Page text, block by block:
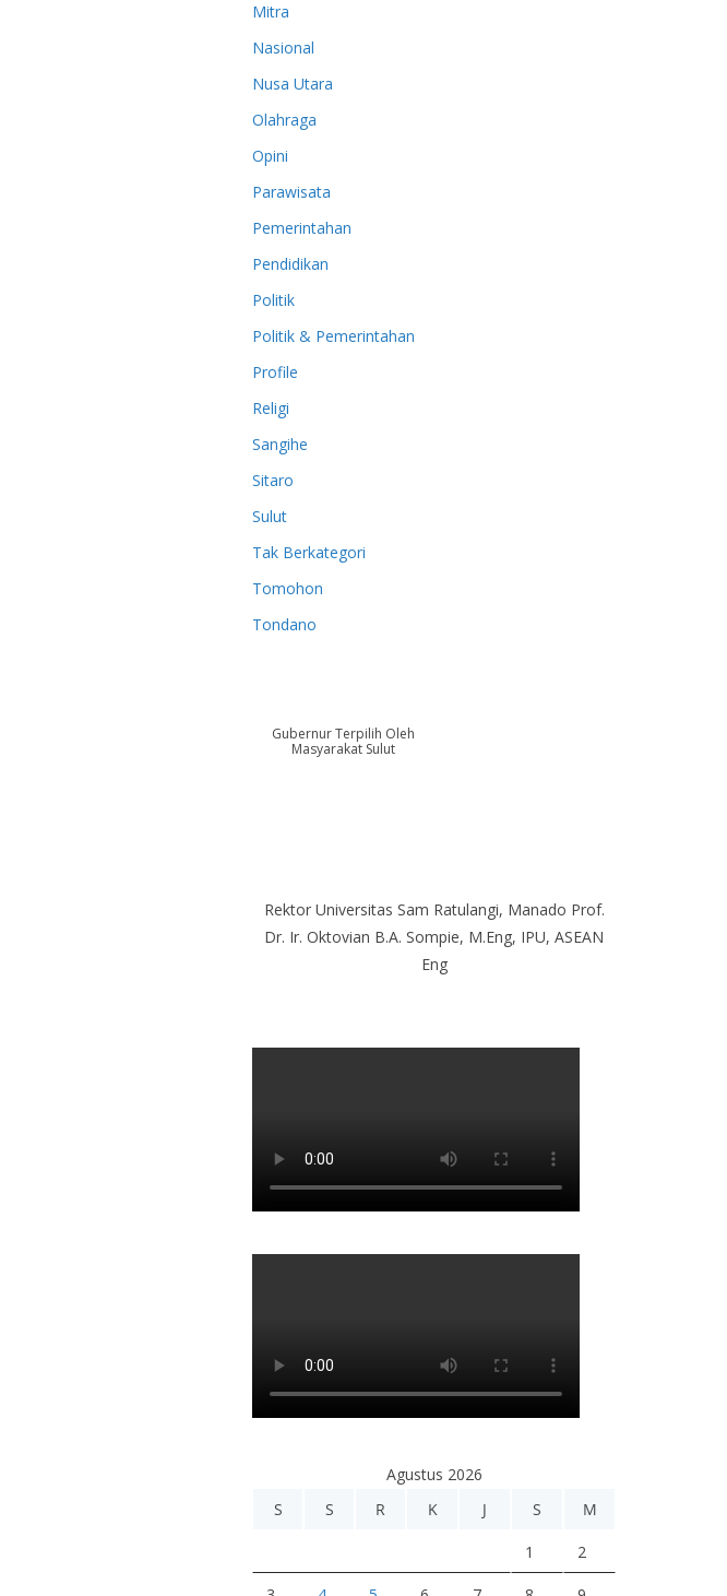
Mitra
Nasional
Nusa Utara
Olahraga
Opini
Parawisata
Pemerintahan
Pendidikan
Politik
Politik & Pemerintahan
Profile
Religi
Sangihe
Sitaro
Sulut
Tak Berkategori
Tomohon
Tondano
Gubernur Terpilih Oleh
Masyarakat Sulut
Rektor Universitas Sam Ratulangi, Manado Prof.
Dr. Ir. Oktovian B.A. Sompie, M.Eng, IPU, ASEAN
Eng
Agustus 2026
S
S R K J S M
1 2